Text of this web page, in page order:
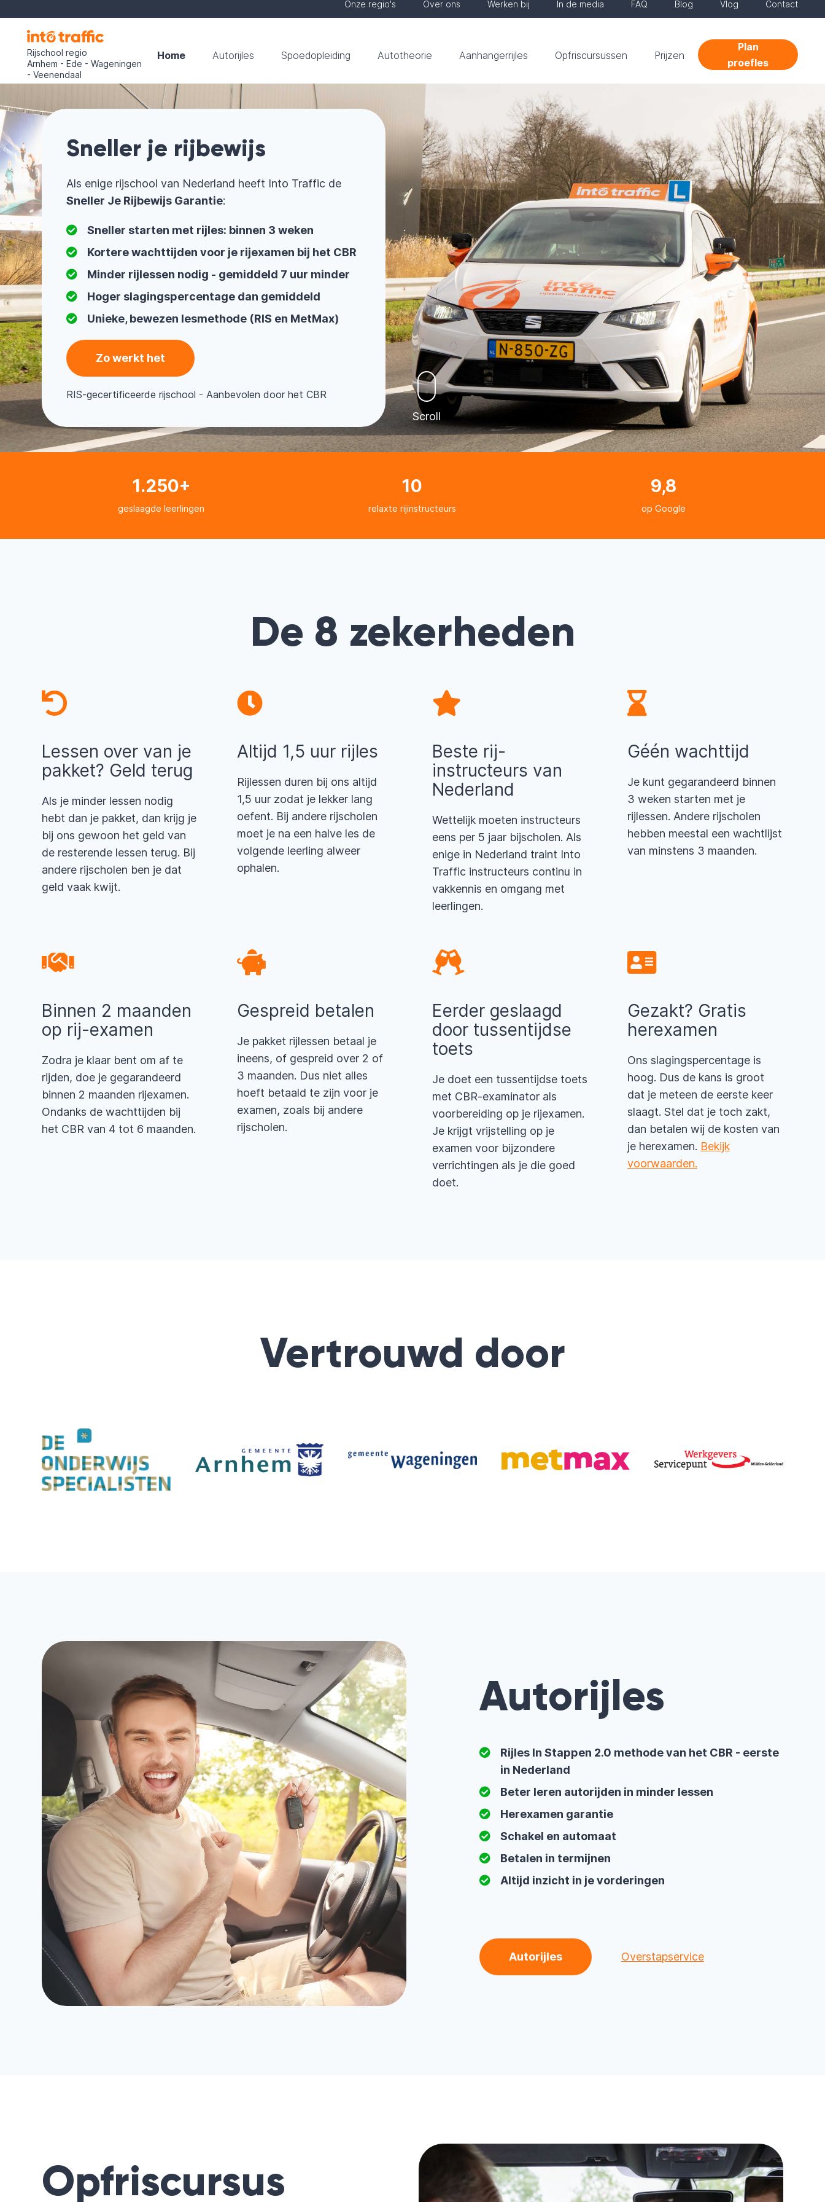
Onze regio's Over ons Werken bij In de media FAQ Blog Vlog Contact
Rijschool regio
Arnhem - Ede - Wageningen
- Veenendaal
Home Autorijles Spoedopleiding Autotheorie Aanhangerrijles Opfriscursussen Prijzen
Plan
proefles
Sneller je rijbewijs
Als enige rijschool van Nederland heeft Into Traffic de
Sneller Je Rijbewijs Garantie:
Sneller starten met rijles: binnen 3 weken
Kortere wachttijden voor je rijexamen bij het CBR
Minder rijlessen nodig - gemiddeld 7 uur minder
Hoger slagingspercentage dan gemiddeld
Unieke, bewezen lesmethode (RIS en MetMax)
Zo werkt het
RIS-gecertificeerde rijschool - Aanbevolen door het CBR
Scroll
1.250+
geslaagde leerlingen
10
relaxte rijinstructeurs
9,8
op Google
De 8 zekerheden
Lessen over van je
pakket? Geld terug
Als je minder lessen nodig
hebt dan je pakket, dan krijg je
bij ons gewoon het geld van
de resterende lessen terug. Bij
andere rijscholen ben je dat
geld vaak kwijt.
Altijd 1,5 uur rijles
Rijlessen duren bij ons altijd
1,5 uur zodat je lekker lang
oefent. Bij andere rijscholen
moet je na een halve les de
volgende leerling alweer
ophalen.
Beste rij-
instructeurs van
Nederland
Wettelijk moeten instructeurs
eens per 5 jaar bijscholen. Als
enige in Nederland traint Into
Traffic instructeurs continu in
vakkennis en omgang met
leerlingen.
Géén wachttijd
Je kunt gegarandeerd binnen
3 weken starten met je
rijlessen. Andere rijscholen
hebben meestal een wachtlijst
van minstens 3 maanden.
Binnen 2 maanden
op rij-examen
Zodra je klaar bent om af te
rijden, doe je gegarandeerd
binnen 2 maanden rijexamen.
Ondanks de wachttijden bij
het CBR van 4 tot 6 maanden.
Gespreid betalen
Je pakket rijlessen betaal je
ineens, of gespreid over 2 of
3 maanden. Dus niet alles
hoeft betaald te zijn voor je
examen, zoals bij andere
rijscholen.
Eerder geslaagd
door tussentijdse
toets
Je doet een tussentijdse toets
met CBR-examinator als
voorbereiding op je rijexamen.
Je krijgt vrijstelling op je
examen voor bijzondere
verrichtingen als je die goed
doet.
Gezakt? Gratis
herexamen
Ons slagingspercentage is
hoog. Dus de kans is groot
dat je meteen de eerste keer
slaagt. Stel dat je toch zakt,
dan betalen wij de kosten van
je herexamen. Bekijk
voorwaarden.
Vertrouwd door
Autorijles
Rijles In Stappen 2.0 methode van het CBR - eerste
in Nederland
Beter leren autorijden in minder lessen
Herexamen garantie
Schakel en automaat
Betalen in termijnen
Altijd inzicht in je vorderingen
Autorijles Overstapservice
Opfriscursus